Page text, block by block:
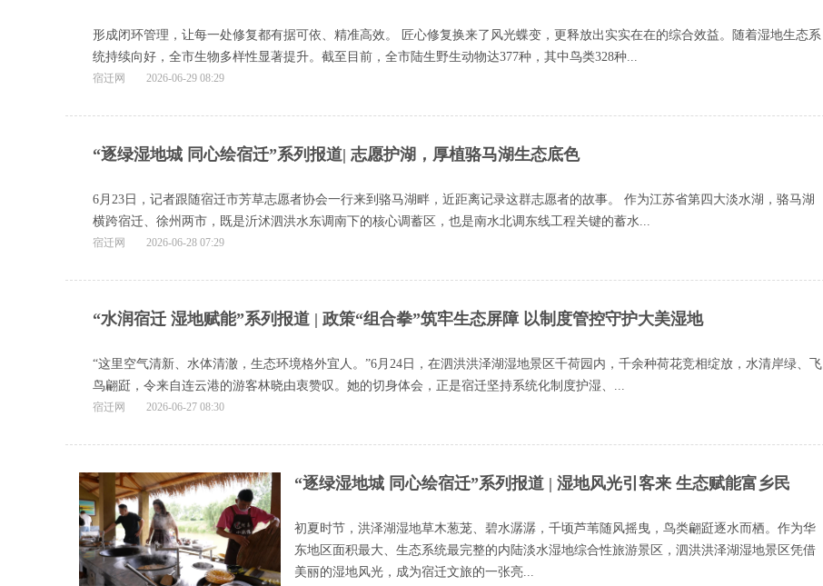
形成闭环管理，让每一处修复都有据可依、精准高效。 匠心修复换来了风光蝶变，更释放出实实在在的综合效益。随着湿地生态系
统持续向好，全市生物多样性显著提升。截至目前，全市陆生野生动物达377种，其中鸟类328种...
宿迁网 2026-06-29 08:29
“逐绿湿地城 同心绘宿迁”系列报道| 志愿护湖，厚植骆马湖生态底色
6月23日，记者跟随宿迁市芳草志愿者协会一行来到骆马湖畔，近距离记录这群志愿者的故事。 作为江苏省第四大淡水湖，骆马湖
横跨宿迁、徐州两市，既是沂沭泗洪水东调南下的核心调蓄区，也是南水北调东线工程关键的蓄水...
宿迁网 2026-06-28 07:29
“水润宿迁 湿地赋能”系列报道 | 政策“组合拳”筑牢生态屏障 以制度管控守护大美湿地
“这里空气清新、水体清澈，生态环境格外宜人。”6月24日，在泗洪洪泽湖湿地景区千荷园内，千余种荷花竞相绽放，水清岸绿、飞
鸟翩跹，令来自连云港的游客林晓由衷赞叹。她的切身体会，正是宿迁坚持系统化制度护湿、...
宿迁网 2026-06-27 08:30
“逐绿湿地城 同心绘宿迁”系列报道 | 湿地风光引客来 生态赋能富乡民
初夏时节，洪泽湖湿地草木葱茏、碧水潺潺，千顷芦苇随风摇曳，鸟类翩跹逐水而栖。作为华
东地区面积最大、生态系统最完整的内陆淡水湿地综合性旅游景区，泗洪洪泽湖湿地景区凭借
美丽的湿地风光，成为宿迁文旅的一张亮...